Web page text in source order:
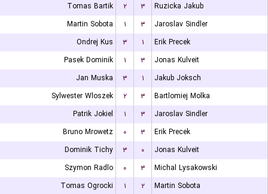
Tomas Bartik
۲ ۳
Ruzicka Jakub
Martin Sobota
۱ ۳
Jaroslav Sindler
Ondrej Kus
۳ ۱
Erik Precek
Pasek Dominik
۱ ۳
Jonas Kulveit
Jan Muska
۳ ۱
Jakub Joksch
Sylwester Wloszek
۲ ۳
Bartlomiej Molka
Patrik Jokiel
۱ ۳
Jaroslav Sindler
Bruno Mrowetz
۰ ۳
Erik Precek
Dominik Tichy
۳ ۰
Jonas Kulveit
Szymon Radlo
۰ ۳
Michal Lysakowski
Tomas Ogrocki
۱ ۲ Martin Sobota